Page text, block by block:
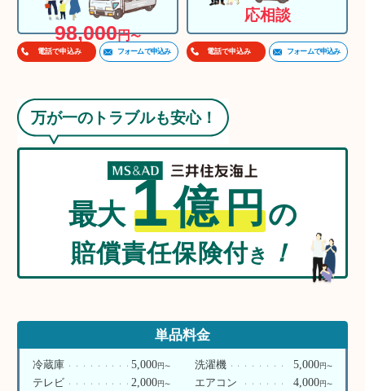
98,000円〜
電話で申込み フォームで申込み
応相談
電話で申込み フォームで申込み
万が一のトラブルも安心！
最大1億円の
賠償責任保険付き ！
単品料金
冷蔵庫 5,000円〜 洗濯機 5,000円〜
テレビ 2,000円〜 エアコン 4,000円〜